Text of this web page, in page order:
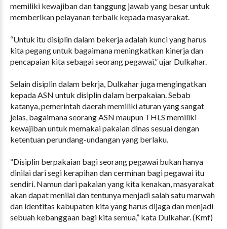
memiliki kewajiban dan tanggung jawab yang besar untuk
memberikan pelayanan terbaik kepada masyarakat.
“Untuk itu disiplin dalam bekerja adalah kunci yang harus
kita pegang untuk bagaimana meningkatkan kinerja dan
pencapaian kita sebagai seorang pegawai,” ujar Dulkahar.
Selain disiplin dalam bekrja, Dulkahar juga mengingatkan
kepada ASN untuk disiplin dalam berpakaian. Sebab
katanya, pemerintah daerah memiliki aturan yang sangat
jelas, bagaimana seorang ASN maupun THLS memiliki
kewajiban untuk memakai pakaian dinas sesuai dengan
ketentuan perundang-undangan yang berlaku.
“Disiplin berpakaian bagi seorang pegawai bukan hanya
dinilai dari segi kerapihan dan cerminan bagi pegawai itu
sendiri. Namun dari pakaian yang kita kenakan, masyarakat
akan dapat menilai dan tentunya menjadi salah satu marwah
dan identitas kabupaten kita yang harus dijaga dan menjadi
sebuah kebanggaan bagi kita semua,” kata Dulkahar. (Kmf)